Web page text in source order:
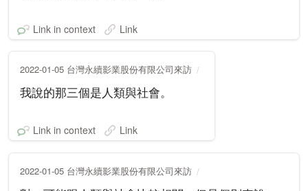
Link in context Link
2022-01-05 台灣永續影業股份有限公司來訪
我說的那三個是人類與社會。
Link in context Link
2022-01-05 台灣永續影業股份有限公司來訪